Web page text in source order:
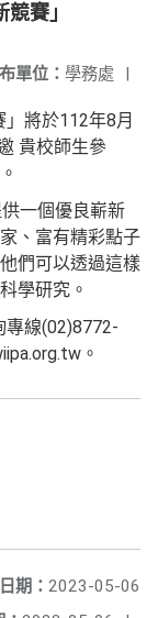
賽」
單位： 學務處 |
將於112年8月
貴校師生參
一個優良嶄新
、富有精彩點子
們可以透過這樣
學研究。
專線(02)8772-
。
期： 2023-05-06